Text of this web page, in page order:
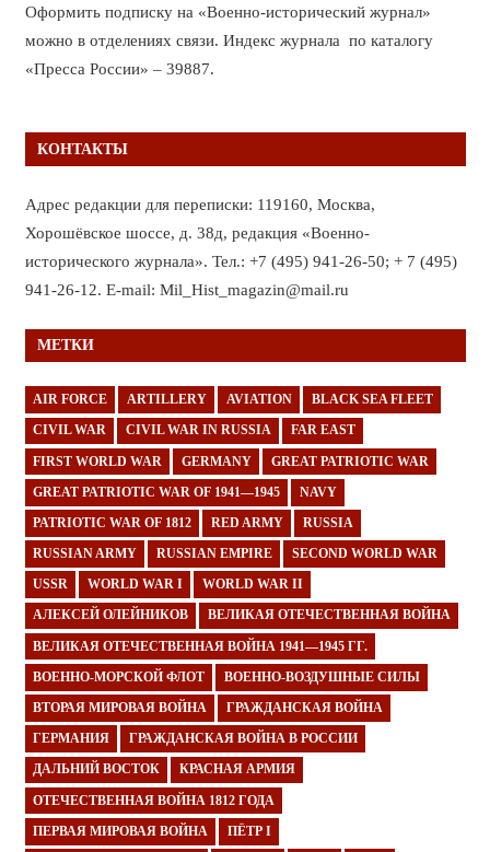
Оформить подписку на «Военно-исторический журнал»
можно в отделениях связи. Индекс журнала по каталогу
«Пресса России» – 39887.
КОНТАКТЫ
Адрес редакции для переписки: 119160, Москва,
Хорошёвское шоссе, д. 38д, редакция «Военно-
исторического журнала». Тел.: +7 (495) 941-26-50; + 7 (495)
941-26-12. E-mail: Mil_Hist_magazin@mail.ru
МЕТКИ
AIR FORCE ARTILLERY AVIATION BLACK SEA FLEET
CIVIL WAR CIVIL WAR IN RUSSIA FAR EAST
FIRST WORLD WAR GERMANY GREAT PATRIOTIC WAR
GREAT PATRIOTIC WAR OF 1941—1945 NAVY
PATRIOTIC WAR OF 1812 RED ARMY RUSSIA
RUSSIAN ARMY RUSSIAN EMPIRE SECOND WORLD WAR
USSR WORLD WAR I WORLD WAR II
АЛЕКСЕЙ ОЛЕЙНИКОВ ВЕЛИКАЯ ОТЕЧЕСТВЕННАЯ ВОЙНА
ВЕЛИКАЯ ОТЕЧЕСТВЕННАЯ ВОЙНА 1941—1945 ГГ.
ВОЕННО-МОРСКОЙ ФЛОТ ВОЕННО-ВОЗДУШНЫЕ СИЛЫ
ВТОРАЯ МИРОВАЯ ВОЙНА ГРАЖДАНСКАЯ ВОЙНА
ГЕРМАНИЯ ГРАЖДАНСКАЯ ВОЙНА В РОССИИ
ДАЛЬНИЙ ВОСТОК КРАСНАЯ АРМИЯ
ОТЕЧЕСТВЕННАЯ ВОЙНА 1812 ГОДА
ПЕРВАЯ МИРОВАЯ ВОЙНА ПЁТР I